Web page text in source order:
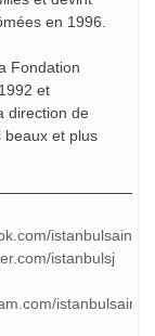
en 1996.
Fondation
et
direction de
beaux et plus
istanbulsj